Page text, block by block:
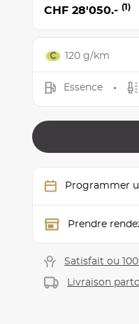
CHF 28'050.- (1)
120 g/km
Essence
Programmer
Prendre
Satisfait ou
Livraison